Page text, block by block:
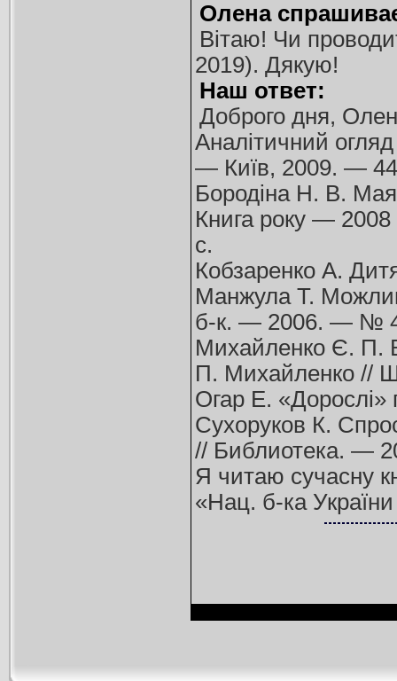
Олена
Вітаю! Чи
2019). Дякую!
Наш ответ:
Доброго дня,
Аналітичний
— Київ, 2009. —
Бородіна Н. В.
Книга року —
с.
Кобзаренко А.
Манжула Т.
б-к. — 2006. — №
Михайленко Є. П.
П. Михайленко //
Огар Е.
Сухоруков К.
// Библиотека. —
Я читаю сучасну
«Нац. б-ка